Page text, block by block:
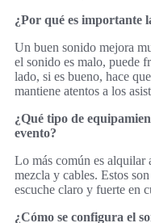
¿Por qué es importante
Un buen sonido mejora
el sonido es malo, puede
lado, si es bueno, hace
mantiene atentos a los
¿Qué tipo de
evento?
Lo más común es alquilar
mezcla y cables. Estos
escuche claro y fuerte en
¿Cómo se configura el